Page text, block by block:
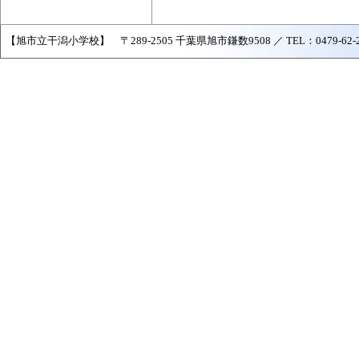
【旭市立干潟小学校】 〒289-2505 千葉県旭市鎌数9508 ／ TEL：0479-62-